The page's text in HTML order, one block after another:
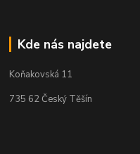
Kde nás najdete
Koňakovská 11
735 62 Český Těšín